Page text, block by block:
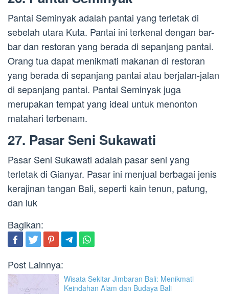
Pantai Seminyak adalah pantai yang terletak di
sebelah utara Kuta. Pantai ini terkenal dengan bar-
bar dan restoran yang berada di sepanjang pantai.
Orang tua dapat menikmati makanan di restoran
yang berada di sepanjang pantai atau berjalan-jalan
di sepanjang pantai. Pantai Seminyak juga
merupakan tempat yang ideal untuk menonton
matahari terbenam.
27. Pasar Seni Sukawati
Pasar Seni Sukawati adalah pasar seni yang
terletak di Gianyar. Pasar ini menjual berbagai jenis
kerajinan tangan Bali, seperti kain tenun, patung,
dan luk
Bagikan:
Post Lainnya:
Wisata Sekitar Jimbaran Bali: Menikmati
Keindahan Alam dan Budaya Bali